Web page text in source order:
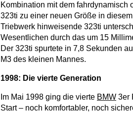
Kombination mit dem
323ti zu einer neuen Größe in
Triebwerk hinweisende 323ti
Wesentlichen durch das um 15
Der 323ti spurtete in 7,8 Sekunden
M3 des kleinen Mannes.
1998: Die vierte Generation
Im Mai 1998 ging die vierte BMW 3er
Start – noch komfortabler, noch